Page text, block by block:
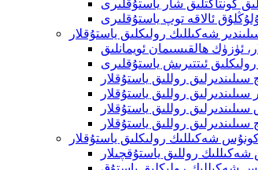
كونتاكتلىق شار ياستۇقلىرى
ئالاقە توپ ياستۇقلىرى
شەكىللىك رولىكلىق ياستۇقلار
ئۈزۈك ھالقىسىمان ئويمانلىق
رولىكلىق ئىتتىرىش ياستۇقلىرى
روللىق ياستۇقلار
سىلىندىرلىق روللىق ياستۇقلار
روللىق ياستۇقلار
سىلىندىرلىق روللىق ياستۇقلار
شەكىللىك رولىكلىق ياستۇقلار
روللىق ياستۇقچىلار